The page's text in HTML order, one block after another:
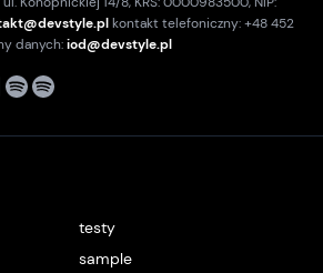
kontakt telefoniczny: +48 452
danych:iod@devstyle.pl
testy
sample